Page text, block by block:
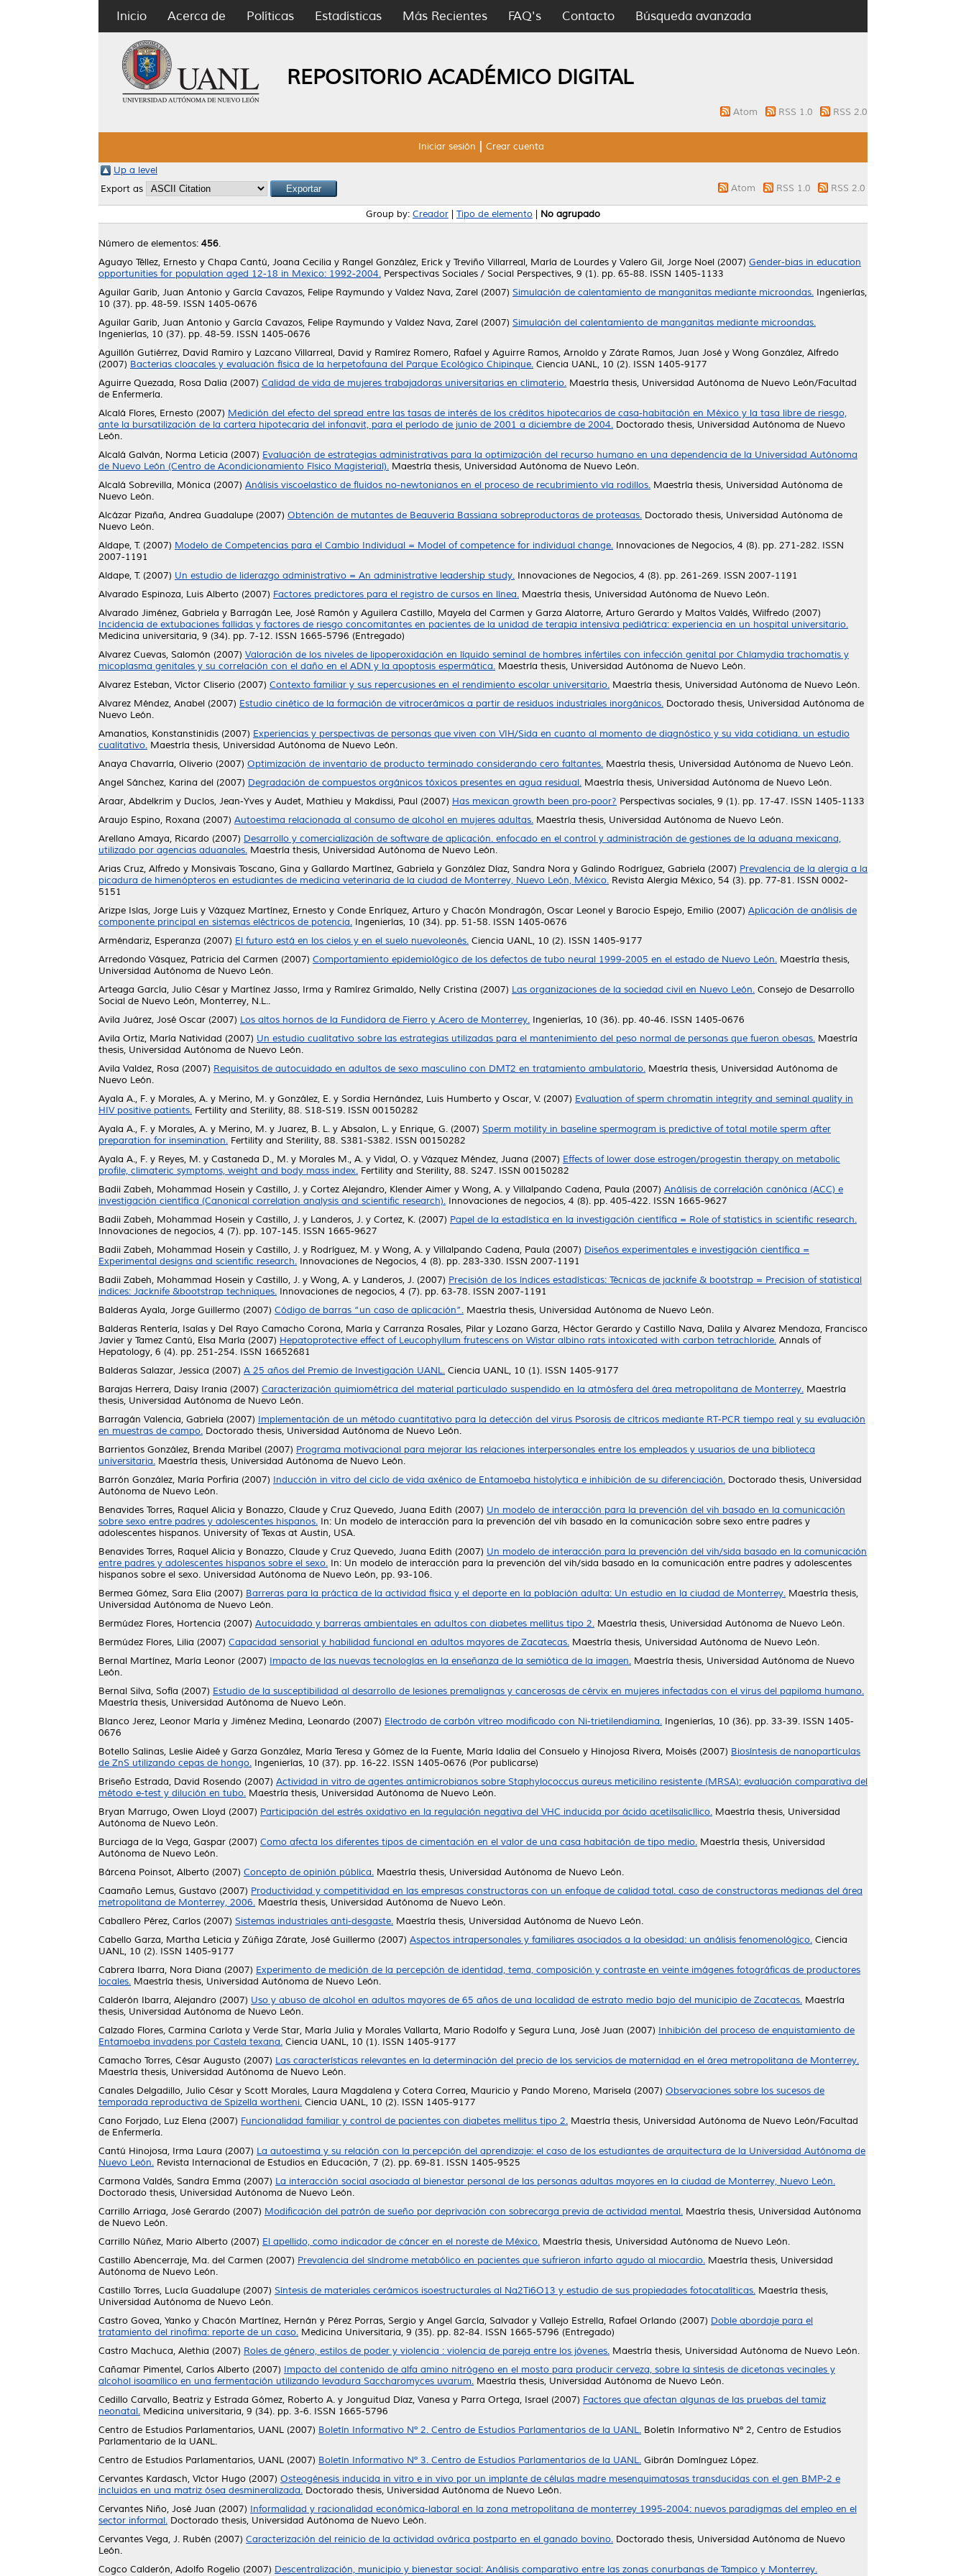
Inicio Acerca de Políticas Estadísticas Más Recientes FAQ's Contacto Búsqueda avanzada
REPOSITORIO ACADÉMICO DIGITAL
Atom RSS 1.0 RSS 2.0
Iniciar sesión Crear cuenta
Up a level
Export as
Atom RSS 1.0 RSS 2.0
Group by: Creador Tipo de elemento No agrupado
Número de elementos: 456.
Aguayo Téllez, Ernesto y Chapa Cantú, Joana Cecilia y Rangel González, Erick y Treviño Villarreal, María de Lourdes y Valero Gil, Jorge Noel (2007) Gender-bias in education
opportunities for population aged 12-18 in Mexico: 1992-2004. Perspectivas Sociales / Social Perspectives, 9 (1). pp. 65-88. ISSN 1405-1133
Aguilar Garib, Juan Antonio y García Cavazos, Felipe Raymundo y Valdez Nava, Zarel (2007) Simulación de calentamiento de manganitas mediante microondas. Ingenierías,
10 (37). pp. 48-59. ISSN 1405-0676
Aguilar Garib, Juan Antonio y García Cavazos, Felipe Raymundo y Valdez Nava, Zarel (2007) Simulación del calentamiento de manganitas mediante microondas.
Ingenierías, 10 (37). pp. 48-59. ISSN 1405-0676
Aguillón Gutiérrez, David Ramiro y Lazcano Villarreal, David y Ramírez Romero, Rafael y Aguirre Ramos, Arnoldo y Zárate Ramos, Juan José y Wong González, Alfredo
(2007) Bacterias cloacales y evaluación física de la herpetofauna del Parque Ecológico Chipinque. Ciencia UANL, 10 (2). ISSN 1405-9177
Aguirre Quezada, Rosa Dalia (2007) Calidad de vida de mujeres trabajadoras universitarias en climaterio. Maestría thesis, Universidad Autónoma de Nuevo León/Facultad
de Enfermería.
Alcalá Flores, Ernesto (2007) Medición del efecto del spread entre las tasas de interés de los créditos hipotecarios de casa-habitación en México y la tasa libre de riesgo,
ante la bursatilización de la cartera hipotecaria del infonavit, para el período de junio de 2001 a diciembre de 2004. Doctorado thesis, Universidad Autónoma de Nuevo
León.
Alcalá Galván, Norma Leticia (2007) Evaluación de estrategias administrativas para la optimización del recurso humano en una dependencia de la Universidad Autónoma
de Nuevo León (Centro de Acondicionamiento Físico Magisterial). Maestría thesis, Universidad Autónoma de Nuevo León.
Alcalá Sobrevilla, Mónica (2007) Análisis viscoelastico de fluidos no-newtonianos en el proceso de recubrimiento vía rodillos. Maestría thesis, Universidad Autónoma de
Nuevo León.
Alcázar Pizaña, Andrea Guadalupe (2007) Obtención de mutantes de Beauveria Bassiana sobreproductoras de proteasas. Doctorado thesis, Universidad Autónoma de
Nuevo León.
Aldape, T. (2007) Modelo de Competencias para el Cambio Individual = Model of competence for individual change. Innovaciones de Negocios, 4 (8). pp. 271-282. ISSN
2007-1191
Aldape, T. (2007) Un estudio de liderazgo administrativo = An administrative leadership study. Innovaciones de Negocios, 4 (8). pp. 261-269. ISSN 2007-1191
Alvarado Espinoza, Luis Alberto (2007) Factores predictores para el registro de cursos en línea. Maestría thesis, Universidad Autónoma de Nuevo León.
Alvarado Jiménez, Gabriela y Barragán Lee, José Ramón y Aguilera Castillo, Mayela del Carmen y Garza Alatorre, Arturo Gerardo y Maltos Valdés, Wilfredo (2007)
Incidencia de extubaciones fallidas y factores de riesgo concomitantes en pacientes de la unidad de terapia intensiva pediátrica: experiencia en un hospital universitario.
Medicina universitaria, 9 (34). pp. 7-12. ISSN 1665-5796 (Entregado)
Alvarez Cuevas, Salomón (2007) Valoración de los niveles de lipoperoxidación en líquido seminal de hombres infértiles con infección genital por Chlamydia trachomatis y
micoplasma genitales y su correlación con el daño en el ADN y la apoptosis espermática. Maestría thesis, Universidad Autónoma de Nuevo León.
Alvarez Esteban, Víctor Cliserio (2007) Contexto familiar y sus repercusiones en el rendimiento escolar universitario. Maestría thesis, Universidad Autónoma de Nuevo León.
Alvarez Méndez, Anabel (2007) Estudio cinético de la formación de vitrocerámicos a partir de residuos industriales inorgánicos. Doctorado thesis, Universidad Autónoma de
Nuevo León.
Amanatios, Konstanstinidis (2007) Experiencias y perspectivas de personas que viven con VIH/Sida en cuanto al momento de diagnóstico y su vida cotidiana. un estudio
cualitativo. Maestría thesis, Universidad Autónoma de Nuevo León.
Anaya Chavarría, Oliverio (2007) Optimización de inventario de producto terminado considerando cero faltantes. Maestría thesis, Universidad Autónoma de Nuevo León.
Angel Sánchez, Karina del (2007) Degradación de compuestos orgánicos tóxicos presentes en agua residual. Maestría thesis, Universidad Autónoma de Nuevo León.
Araar, Abdelkrim y Duclos, Jean-Yves y Audet, Mathieu y Makdissi, Paul (2007) Has mexican growth been pro-poor? Perspectivas sociales, 9 (1). pp. 17-47. ISSN 1405-1133
Araujo Espino, Roxana (2007) Autoestima relacionada al consumo de alcohol en mujeres adultas. Maestría thesis, Universidad Autónoma de Nuevo León.
Arellano Amaya, Ricardo (2007) Desarrollo y comercialización de software de aplicación. enfocado en el control y administración de gestiones de la aduana mexicana,
utilizado por agencias aduanales. Maestría thesis, Universidad Autónoma de Nuevo León.
Arias Cruz, Alfredo y Monsivais Toscano, Gina y Gallardo Martínez, Gabriela y González Díaz, Sandra Nora y Galindo Rodríguez, Gabriela (2007) Prevalencia de la alergia a la
picadura de himenópteros en estudiantes de medicina veterinaria de la ciudad de Monterrey, Nuevo León, México. Revista Alergia México, 54 (3). pp. 77-81. ISSN 0002-
5151
Arizpe Islas, Jorge Luis y Vázquez Martínez, Ernesto y Conde Enríquez, Arturo y Chacón Mondragón, Oscar Leonel y Barocio Espejo, Emilio (2007) Aplicación de análisis de
componente principal en sistemas eléctricos de potencia. Ingenierías, 10 (34). pp. 51-58. ISSN 1405-0676
Arméndariz, Esperanza (2007) El futuro está en los cielos y en el suelo nuevoleonés. Ciencia UANL, 10 (2). ISSN 1405-9177
Arredondo Vásquez, Patricia del Carmen (2007) Comportamiento epidemiológico de los defectos de tubo neural 1999-2005 en el estado de Nuevo León. Maestría thesis,
Universidad Autónoma de Nuevo León.
Arteaga García, Julio César y Martínez Jasso, Irma y Ramírez Grimaldo, Nelly Cristina (2007) Las organizaciones de la sociedad civil en Nuevo León. Consejo de Desarrollo
Social de Nuevo León, Monterrey, N.L..
Avila Juárez, José Oscar (2007) Los altos hornos de la Fundidora de Fierro y Acero de Monterrey. Ingenierías, 10 (36). pp. 40-46. ISSN 1405-0676
Avila Ortiz, María Natividad (2007) Un estudio cualitativo sobre las estrategias utilizadas para el mantenimiento del peso normal de personas que fueron obesas. Maestría
thesis, Universidad Autónoma de Nuevo León.
Avila Valdez, Rosa (2007) Requisitos de autocuidado en adultos de sexo masculino con DMT2 en tratamiento ambulatorio. Maestría thesis, Universidad Autónoma de
Nuevo León.
Ayala A., F. y Morales, A. y Merino, M. y González, E. y Sordia Hernández, Luis Humberto y Oscar, V. (2007) Evaluation of sperm chromatin integrity and seminal quality in
HIV positive patients. Fertility and Sterility, 88. S18-S19. ISSN 00150282
Ayala A., F. y Morales, A. y Merino, M. y Juarez, B. L. y Absalon, L. y Enrique, G. (2007) Sperm motility in baseline spermogram is predictive of total motile sperm after
preparation for insemination. Fertility and Sterility, 88. S381-S382. ISSN 00150282
Ayala A., F. y Reyes, M. y Castaneda D., M. y Morales M., A. y Vidal, O. y Vázquez Méndez, Juana (2007) Effects of lower dose estrogen/progestin therapy on metabolic
profile, climateric symptoms, weight and body mass index. Fertility and Sterility, 88. S247. ISSN 00150282
Badii Zabeh, Mohammad Hosein y Castillo, J. y Cortez Alejandro, Klender Aimer y Wong, A. y Villalpando Cadena, Paula (2007) Análisis de correlación canónica (ACC) e
investigación científica (Canonical correlation analysis and scientific research). Innovaciones de negocios, 4 (8). pp. 405-422. ISSN 1665-9627
Badii Zabeh, Mohammad Hosein y Castillo, J. y Landeros, J. y Cortez, K. (2007) Papel de la estadística en la investigación científica = Role of statistics in scientific research.
Innovaciones de negocios, 4 (7). pp. 107-145. ISSN 1665-9627
Badii Zabeh, Mohammad Hosein y Castillo, J. y Rodríguez, M. y Wong, A. y Villalpando Cadena, Paula (2007) Diseños experimentales e investigación científica =
Experimental designs and scientific research. Innovaciones de Negocios, 4 (8). pp. 283-330. ISSN 2007-1191
Badii Zabeh, Mohammad Hosein y Castillo, J. y Wong, A. y Landeros, J. (2007) Precisión de los índices estadísticas: Técnicas de jacknife & bootstrap = Precision of statistical
indices: Jacknife &bootstrap techniques. Innovaciones de negocios, 4 (7). pp. 63-78. ISSN 2007-1191
Balderas Ayala, Jorge Guillermo (2007) Código de barras “un caso de aplicación”. Maestría thesis, Universidad Autónoma de Nuevo León.
Balderas Rentería, Isaías y Del Rayo Camacho Corona, María y Carranza Rosales, Pilar y Lozano Garza, Héctor Gerardo y Castillo Nava, Dalila y Alvarez Mendoza, Francisco
Javier y Tamez Cantú, Elsa María (2007) Hepatoprotective effect of Leucophyllum frutescens on Wistar albino rats intoxicated with carbon tetrachloride. Annals of
Hepatology, 6 (4). pp. 251-254. ISSN 16652681
Balderas Salazar, Jessica (2007) A 25 años del Premio de Investigación UANL. Ciencia UANL, 10 (1). ISSN 1405-9177
Barajas Herrera, Daisy Irania (2007) Caracterización quimiométrica del material particulado suspendido en la atmósfera del área metropolitana de Monterrey. Maestría
thesis, Universidad Autónoma de Nuevo León.
Barragán Valencia, Gabriela (2007) Implementación de un método cuantitativo para la detección del virus Psorosis de cítricos mediante RT-PCR tiempo real y su evaluación
en muestras de campo. Doctorado thesis, Universidad Autónoma de Nuevo León.
Barrientos González, Brenda Maribel (2007) Programa motivacional para mejorar las relaciones interpersonales entre los empleados y usuarios de una biblioteca
universitaria. Maestría thesis, Universidad Autónoma de Nuevo León.
Barrón González, María Porfiria (2007) Inducción in vitro del ciclo de vida axénico de Entamoeba histolytica e inhibición de su diferenciación. Doctorado thesis, Universidad
Autónoma de Nuevo León.
Benavides Torres, Raquel Alicia y Bonazzo, Claude y Cruz Quevedo, Juana Edith (2007) Un modelo de interacción para la prevención del vih basado en la comunicación
sobre sexo entre padres y adolescentes hispanos. In: Un modelo de interacción para la prevención del vih basado en la comunicación sobre sexo entre padres y
adolescentes hispanos. University of Texas at Austin, USA.
Benavides Torres, Raquel Alicia y Bonazzo, Claude y Cruz Quevedo, Juana Edith (2007) Un modelo de interacción para la prevención del vih/sida basado en la comunicación
entre padres y adolescentes hispanos sobre el sexo. In: Un modelo de interacción para la prevención del vih/sida basado en la comunicación entre padres y adolescentes
hispanos sobre el sexo. Universidad Autónoma de Nuevo León, pp. 93-106.
Bermea Gómez, Sara Elia (2007) Barreras para la práctica de la actividad física y el deporte en la población adulta: Un estudio en la ciudad de Monterrey. Maestría thesis,
Universidad Autónoma de Nuevo León.
Bermúdez Flores, Hortencia (2007) Autocuidado y barreras ambientales en adultos con diabetes mellitus tipo 2. Maestría thesis, Universidad Autónoma de Nuevo León.
Bermúdez Flores, Lilia (2007) Capacidad sensorial y habilidad funcional en adultos mayores de Zacatecas. Maestría thesis, Universidad Autónoma de Nuevo León.
Bernal Martínez, María Leonor (2007) Impacto de las nuevas tecnologías en la enseñanza de la semiótica de la imagen. Maestría thesis, Universidad Autónoma de Nuevo
León.
Bernal Silva, Sofía (2007) Estudio de la susceptibilidad al desarrollo de lesiones premalignas y cancerosas de cérvix en mujeres infectadas con el virus del papiloma humano.
Maestría thesis, Universidad Autónoma de Nuevo León.
Blanco Jerez, Leonor María y Jiménez Medina, Leonardo (2007) Electrodo de carbón vítreo modificado con Ni-trietilendiamina. Ingenierías, 10 (36). pp. 33-39. ISSN 1405-
0676
Botello Salinas, Leslie Aideé y Garza González, María Teresa y Gómez de la Fuente, María Idalia del Consuelo y Hinojosa Rivera, Moisés (2007) Biosíntesis de nanopartículas
de ZnS utilizando cepas de hongo. Ingenierías, 10 (37). pp. 16-22. ISSN 1405-0676 (Por publicarse)
Briseño Estrada, David Rosendo (2007) Actividad in vitro de agentes antimicrobianos sobre Staphylococcus aureus meticilino resistente (MRSA): evaluación comparativa del
método e-test y dilución en tubo. Maestría thesis, Universidad Autónoma de Nuevo León.
Bryan Marrugo, Owen Lloyd (2007) Participación del estrés oxidativo en la regulación negativa del VHC inducida por ácido acetilsalicílico. Maestría thesis, Universidad
Autónoma de Nuevo León.
Burciaga de la Vega, Gaspar (2007) Como afecta los diferentes tipos de cimentación en el valor de una casa habitación de tipo medio. Maestría thesis, Universidad
Autónoma de Nuevo León.
Bárcena Poinsot, Alberto (2007) Concepto de opinión pública. Maestría thesis, Universidad Autónoma de Nuevo León.
Caamaño Lemus, Gustavo (2007) Productividad y competitividad en las empresas constructoras con un enfoque de calidad total. caso de constructoras medianas del área
metropolitana de Monterrey, 2006. Maestría thesis, Universidad Autónoma de Nuevo León.
Caballero Pérez, Carlos (2007) Sistemas industriales anti-desgaste. Maestría thesis, Universidad Autónoma de Nuevo León.
Cabello Garza, Martha Leticia y Zúñiga Zárate, José Guillermo (2007) Aspectos intrapersonales y familiares asociados a la obesidad: un análisis fenomenológico. Ciencia
UANL, 10 (2). ISSN 1405-9177
Cabrera Ibarra, Nora Diana (2007) Experimento de medición de la percepción de identidad, tema, composición y contraste en veinte imágenes fotográficas de productores
locales. Maestría thesis, Universidad Autónoma de Nuevo León.
Calderón Ibarra, Alejandro (2007) Uso y abuso de alcohol en adultos mayores de 65 años de una localidad de estrato medio bajo del municipio de Zacatecas. Maestría
thesis, Universidad Autónoma de Nuevo León.
Calzado Flores, Carmina Carlota y Verde Star, María Julia y Morales Vallarta, Mario Rodolfo y Segura Luna, José Juan (2007) Inhibición del proceso de enquistamiento de
Entamoeba invadens por Castela texana. Ciencia UANL, 10 (1). ISSN 1405-9177
Camacho Torres, César Augusto (2007) Las características relevantes en la determinación del precio de los servicios de maternidad en el área metropolitana de Monterrey.
Maestría thesis, Universidad Autónoma de Nuevo León.
Canales Delgadillo, Julio César y Scott Morales, Laura Magdalena y Cotera Correa, Mauricio y Pando Moreno, Marisela (2007) Observaciones sobre los sucesos de
temporada reproductiva de Spizella wortheni. Ciencia UANL, 10 (2). ISSN 1405-9177
Cano Forjado, Luz Elena (2007) Funcionalidad familiar y control de pacientes con diabetes mellitus tipo 2. Maestría thesis, Universidad Autónoma de Nuevo León/Facultad
de Enfermería.
Cantú Hinojosa, Irma Laura (2007) La autoestima y su relación con la percepción del aprendizaje: el caso de los estudiantes de arquitectura de la Universidad Autónoma de
Nuevo León. Revista Internacional de Estudios en Educación, 7 (2). pp. 69-81. ISSN 1405-9525
Carmona Valdés, Sandra Emma (2007) La interacción social asociada al bienestar personal de las personas adultas mayores en la ciudad de Monterrey, Nuevo León.
Doctorado thesis, Universidad Autónoma de Nuevo León.
Carrillo Arriaga, José Gerardo (2007) Modificación del patrón de sueño por deprivación con sobrecarga previa de actividad mental. Maestría thesis, Universidad Autónoma
de Nuevo León.
Carrillo Núñez, Mario Alberto (2007) El apellido, como indicador de cáncer en el noreste de México. Maestría thesis, Universidad Autónoma de Nuevo León.
Castillo Abencerraje, Ma. del Carmen (2007) Prevalencia del síndrome metabólico en pacientes que sufrieron infarto agudo al miocardio. Maestría thesis, Universidad
Autónoma de Nuevo León.
Castillo Torres, Lucía Guadalupe (2007) Síntesis de materiales cerámicos isoestructurales al Na2Ti6O13 y estudio de sus propiedades fotocatalíticas. Maestría thesis,
Universidad Autónoma de Nuevo León.
Castro Govea, Yanko y Chacón Martínez, Hernán y Pérez Porras, Sergio y Angel García, Salvador y Vallejo Estrella, Rafael Orlando (2007) Doble abordaje para el
tratamiento del rinofima: reporte de un caso. Medicina Universitaria, 9 (35). pp. 82-84. ISSN 1665-5796 (Entregado)
Castro Machuca, Alethia (2007) Roles de género, estilos de poder y violencia : violencia de pareja entre los jóvenes. Maestría thesis, Universidad Autónoma de Nuevo León.
Cañamar Pimentel, Carlos Alberto (2007) Impacto del contenido de alfa amino nitrógeno en el mosto para producir cerveza, sobre la síntesis de dicetonas vecinales y
alcohol isoamílico en una fermentación utilizando levadura Saccharomyces uvarum. Maestría thesis, Universidad Autónoma de Nuevo León.
Cedillo Carvallo, Beatriz y Estrada Gómez, Roberto A. y Jonguitud Díaz, Vanesa y Parra Ortega, Israel (2007) Factores que afectan algunas de las pruebas del tamiz
neonatal. Medicina universitaria, 9 (34). pp. 3-6. ISSN 1665-5796
Centro de Estudios Parlamentarios, UANL (2007) Boletín Informativo Nº 2. Centro de Estudios Parlamentarios de la UANL. Boletín Informativo Nº 2, Centro de Estudios
Parlamentario de la UANL.
Centro de Estudios Parlamentarios, UANL (2007) Boletín Informativo Nº 3. Centro de Estudios Parlamentarios de la UANL. Gibrán Domínguez López.
Cervantes Kardasch, Víctor Hugo (2007) Osteogénesis inducida in vitro e in vivo por un implante de células madre mesenquimatosas transducidas con el gen BMP-2 e
incluidas en una matriz ósea desmineralizada. Doctorado thesis, Universidad Autónoma de Nuevo León.
Cervantes Niño, José Juan (2007) Informalidad y racionalidad económica-laboral en la zona metropolitana de monterrey 1995-2004: nuevos paradigmas del empleo en el
sector informal. Doctorado thesis, Universidad Autónoma de Nuevo León.
Cervantes Vega, J. Rubén (2007) Caracterización del reinicio de la actividad ovárica postparto en el ganado bovino. Doctorado thesis, Universidad Autónoma de Nuevo
León.
Cogco Calderón, Adolfo Rogelio (2007) Descentralización, municipio y bienestar social: Análisis comparativo entre las zonas conurbanas de Tampico y Monterrey.